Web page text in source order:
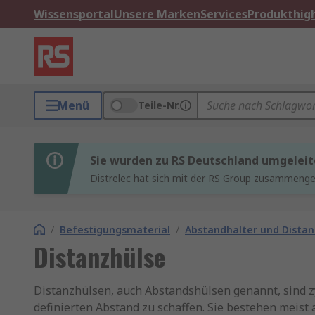
WissensportalUnsere MarkenServices
Menü Teile-Nr.
Sie wurden zu RS Deutschland
Distrelec hat sich mit der RS Group
/ Befestigungsmaterial / Abstandhalter und
Distanzhülse
Distanzhülsen, auch Abstandshülsen genannt,
definierten Abstand zu schaffen. Sie bestehen